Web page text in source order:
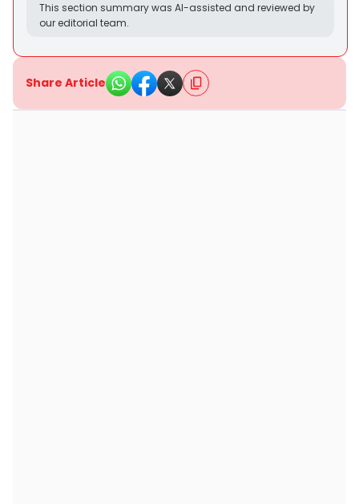
This section summary was AI-assisted and reviewed by
our editorial team.
Share Article